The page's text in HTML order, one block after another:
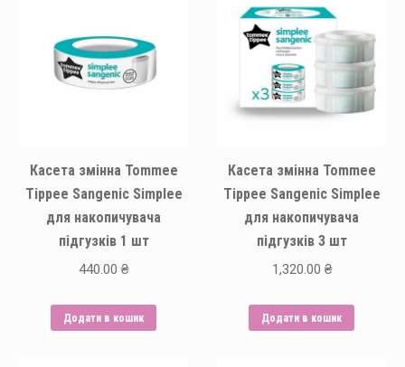
Касета змінна Tommee
Tippee Sangenic Simplee
для накопичувача
підгузків 1 шт
440.00 ₴
Додати в кошик
Касета змінна Tommee
Tippee Sangenic Simplee
для накопичувача
підгузків 3 шт
1,320.00 ₴
Додати в кошик